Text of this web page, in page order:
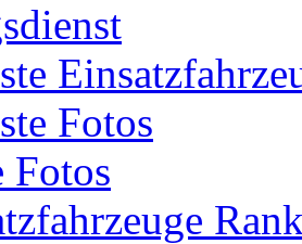
Fotos
Fotos